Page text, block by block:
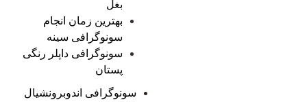
بغل
بهترین زمان انجام
سونوگرافی سینه
سونوگرافی داپلر رنگی
پستان
سونوگرافی اندوبرونشیال